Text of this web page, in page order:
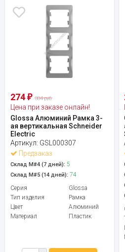
274 ₽ 304 руб.
Цена при заказе онлайн!
Glossa Алюминий Рамка 3-
ая вертикальная Schneider
Electric
Артикул: GSL000307
Предзаказ
Склад М#4 (7 дней): 5
Склад М#5 (14 дней): 74
Серия
Glossa
Тип изделия
Рамка
Цвет
Алюминий
Материал
Пластик